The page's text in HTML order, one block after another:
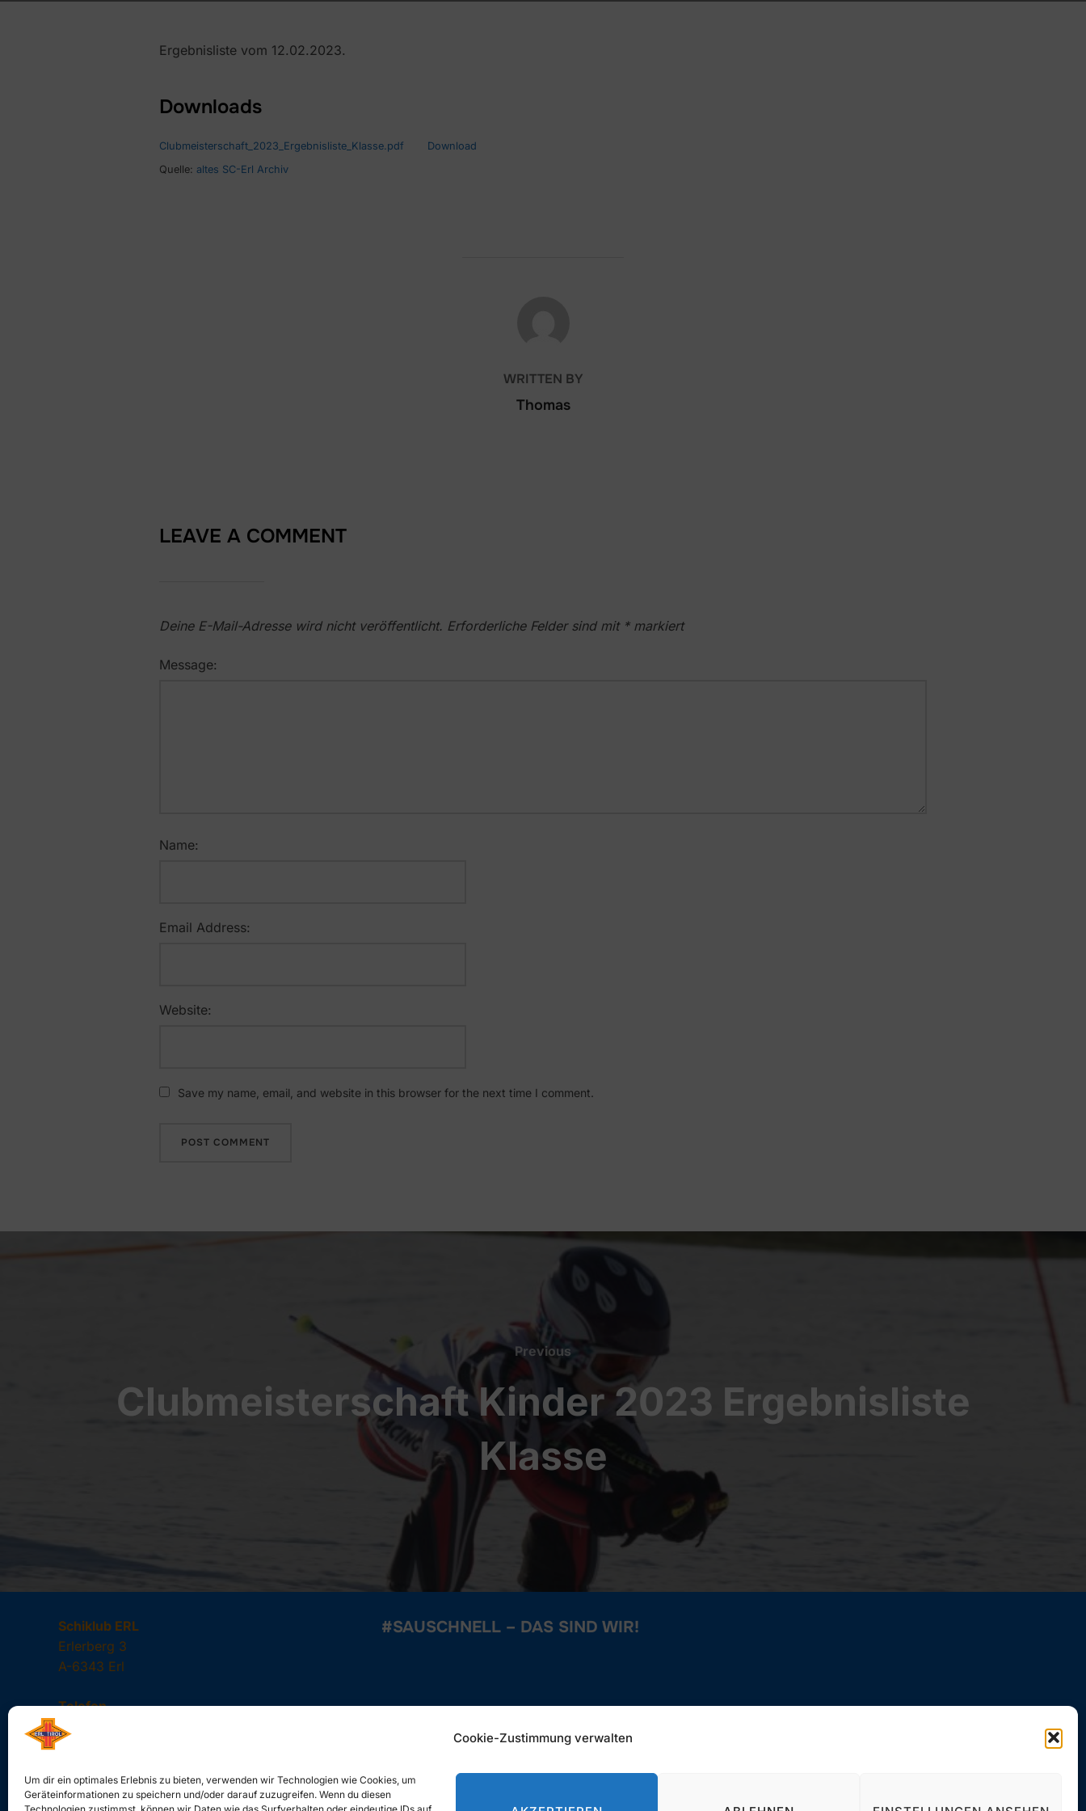
Cookie-Zustimmung verwalten
Um dir ein optimales Erlebnis zu bieten, verwenden wir Technologien wie Cookies, um
Geräteinformationen zu speichern und/oder darauf zuzugreifen. Wenn du diesen
Ergebnisliste vom 12.02.2023.
Downloads
Clubmeisterschaft_2023_Ergebnisliste_Klasse.pdf
Download
Quelle: altes SC-Erl Archiv
WRITTEN BY
Thomas
LEAVE A COMMENT
Deine E-Mail-Adresse wird nicht veröffentlicht. Erforderliche Felder sind mit *markiert
Message:
Name:
Email Address:
Website:
Save my name, email, and website in this browser for the next time I comment.
Beitragsnavigation
Previous
Previous
Clubmeisterschaft Kinder 2023 Ergebnisliste
Klasse
Schiklub ERL
Erlerberg 3
A-6343 Erl
Telefon
+43 676 843264362
info@sc-erl.at
#SAUSCHNELL – DAS SIND WIR!
Search
for:
SEARCH